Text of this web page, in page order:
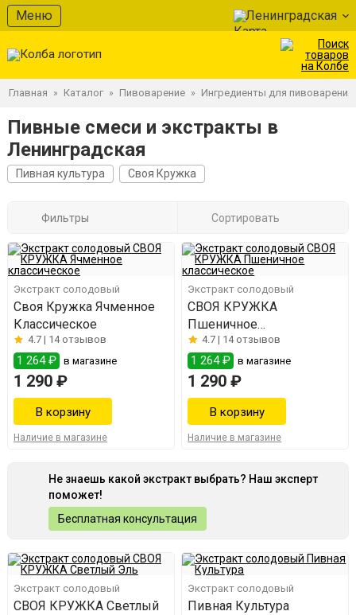
Меню Ленинградская
Главная » Каталог » Пивоварение » Ингредиенты для пивоварения
Пивные смеси и экстракты в
Ленинградская
Пивная культура Своя Кружка
Фильтры Сортировать
Экстракт солодовый
Своя Кружка Ячменное
Классическое
4.7 | 14 отзывов
1 264 ₽ в магазине
1 290 ₽
Наличие в магазине
Экстракт солодовый
СВОЯ КРУЖКА
Пшеничное
классическое
4.7 | 14 отзывов
1 264 ₽ в магазине
1 290 ₽
Наличие в магазине
Не знаешь какой экстракт выбрать? Наш эксперт
поможет!
Бесплатная консультация
Экстракт солодовый
СВОЯ КРУЖКА Светлый
Экстракт солодовый
Пивная Культура